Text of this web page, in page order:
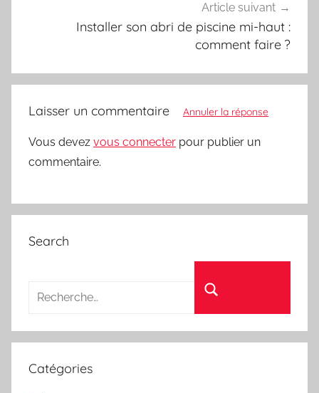
Article suivant
Installer son abri de piscine mi-haut :
comment faire ?
Laisser un commentaire Annuler la réponse
Vous devez vous connecter pour publier un
commentaire.
Search
Catégories